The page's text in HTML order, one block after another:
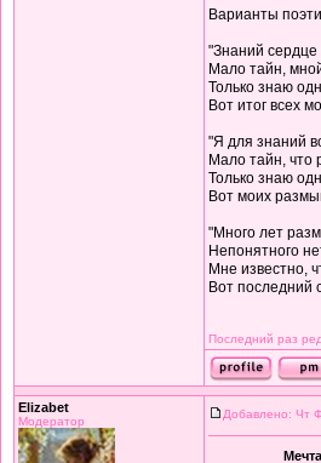
Варианты
"Знаний сердце
Мало тайн,
Только знаю
Вот итог всех
"Я для знаний
Мало тайн, что
Только знаю
Вот моих
"Много лет
Непонятного
Мне известно,
Вот последний
Последний раз
Elizabet
Модератор
Добавлено: Чт